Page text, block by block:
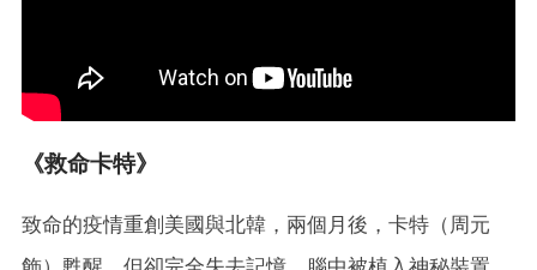
《救命卡特》
致命的疫情重創美國與北韓，兩個月後，卡特（周元